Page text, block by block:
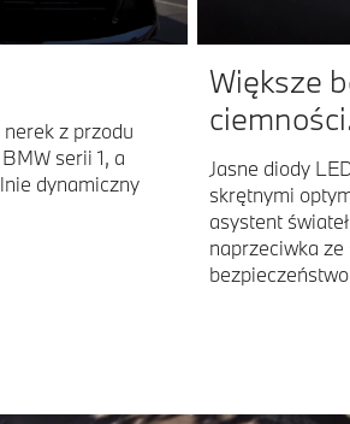
nerek z przodu
serii 1, a
dynamiczny
Większe
Jasne diody
skrętnymi
asystent
naprzeciwka ze